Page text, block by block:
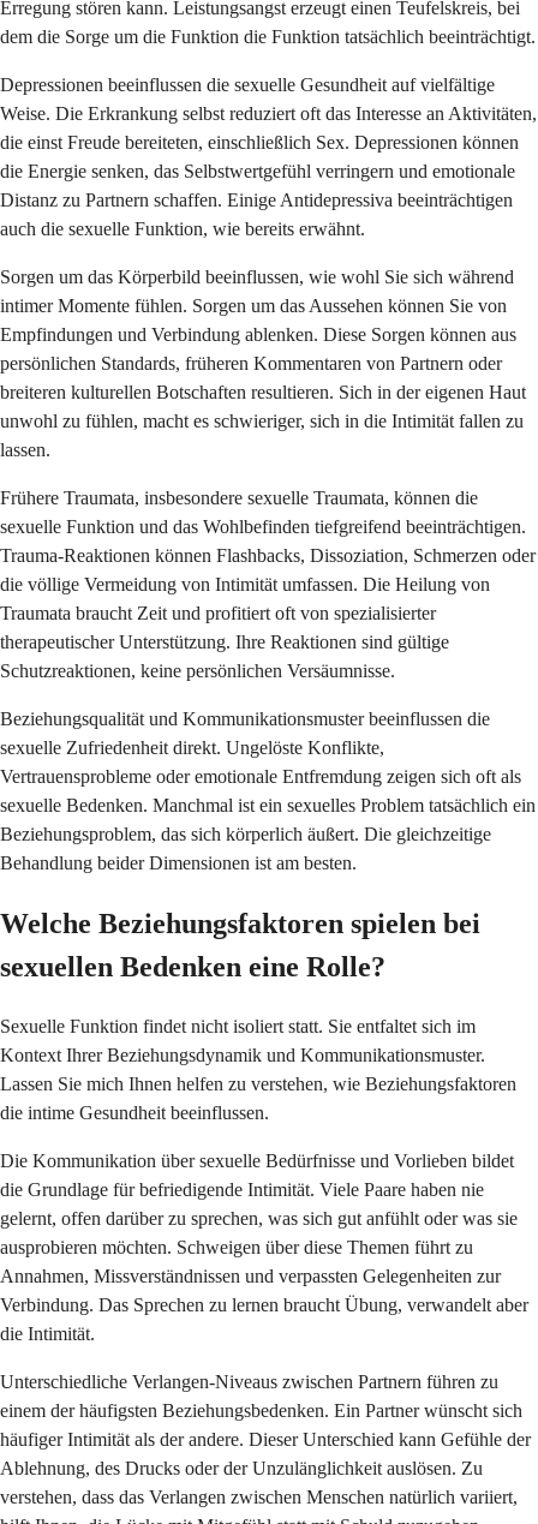
Erregung stören kann. Leistungsangst erzeugt einen Teufelskreis, bei
dem die Sorge um die Funktion die Funktion tatsächlich beeinträchtigt.
Depressionen beeinflussen die sexuelle Gesundheit auf vielfältige
Weise. Die Erkrankung selbst reduziert oft das Interesse an Aktivitäten,
die einst Freude bereiteten, einschließlich Sex. Depressionen können
die Energie senken, das Selbstwertgefühl verringern und emotionale
Distanz zu Partnern schaffen. Einige Antidepressiva beeinträchtigen
auch die sexuelle Funktion, wie bereits erwähnt.
Sorgen um das Körperbild beeinflussen, wie wohl Sie sich während
intimer Momente fühlen. Sorgen um das Aussehen können Sie von
Empfindungen und Verbindung ablenken. Diese Sorgen können aus
persönlichen Standards, früheren Kommentaren von Partnern oder
breiteren kulturellen Botschaften resultieren. Sich in der eigenen Haut
unwohl zu fühlen, macht es schwieriger, sich in die Intimität fallen zu
lassen.
Frühere Traumata, insbesondere sexuelle Traumata, können die
sexuelle Funktion und das Wohlbefinden tiefgreifend beeinträchtigen.
Trauma-Reaktionen können Flashbacks, Dissoziation, Schmerzen oder
die völlige Vermeidung von Intimität umfassen. Die Heilung von
Traumata braucht Zeit und profitiert oft von spezialisierter
therapeutischer Unterstützung. Ihre Reaktionen sind gültige
Schutzreaktionen, keine persönlichen Versäumnisse.
Beziehungsqualität und Kommunikationsmuster beeinflussen die
sexuelle Zufriedenheit direkt. Ungelöste Konflikte,
Vertrauensprobleme oder emotionale Entfremdung zeigen sich oft als
sexuelle Bedenken. Manchmal ist ein sexuelles Problem tatsächlich ein
Beziehungsproblem, das sich körperlich äußert. Die gleichzeitige
Behandlung beider Dimensionen ist am besten.
Welche Beziehungsfaktoren spielen bei
sexuellen Bedenken eine Rolle?
Sexuelle Funktion findet nicht isoliert statt. Sie entfaltet sich im
Kontext Ihrer Beziehungsdynamik und Kommunikationsmuster.
Lassen Sie mich Ihnen helfen zu verstehen, wie Beziehungsfaktoren
die intime Gesundheit beeinflussen.
Die Kommunikation über sexuelle Bedürfnisse und Vorlieben bildet
die Grundlage für befriedigende Intimität. Viele Paare haben nie
gelernt, offen darüber zu sprechen, was sich gut anfühlt oder was sie
ausprobieren möchten. Schweigen über diese Themen führt zu
Annahmen, Missverständnissen und verpassten Gelegenheiten zur
Verbindung. Das Sprechen zu lernen braucht Übung, verwandelt aber
die Intimität.
Unterschiedliche Verlangen-Niveaus zwischen Partnern führen zu
einem der häufigsten Beziehungsbedenken. Ein Partner wünscht sich
häufiger Intimität als der andere. Dieser Unterschied kann Gefühle der
Ablehnung, des Drucks oder der Unzulänglichkeit auslösen. Zu
verstehen, dass das Verlangen zwischen Menschen natürlich variiert,